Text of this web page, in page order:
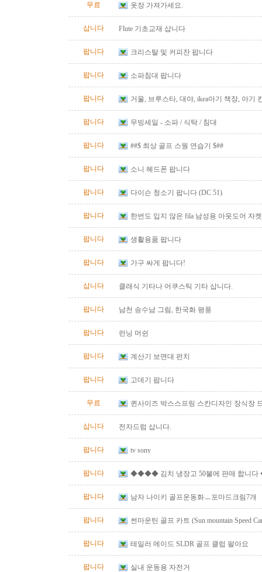
무료 옷장 가져가세요.
삽니다 Flute 기초교재 삽니다
팝니다 크리스탈 및 커피잔 팝니다
팝니다 소파침대 팝니다
팝니다 거울, 브루스타, 대야, ikea아기 책장, 아기
팝니다 무빙세일 - 소파 / 식탁 / 침대
팝니다 ##$ 최상 골프 스웡 연습기 $##
팝니다 소니 헤드폰 팝니다
팝니다 다이슨 청소기 팝니다 (DC 51)
팝니다
한번도 입지 않은 fila 남성용 아웃도어 자
팝니다
생활용품 팝니다
팝니다 가구 싸게 팝니다!
삽니다 클래식 기타나 어쿠스틱 기타 삽니다.
팝니다 남천 송수남 그림, 한국화 평풍
팝니다 런닝 머쉰
팝니다 계산기 보면대 펀치
팝니다 고데기 팝니다
무료 퀸사이즈 박스스프링 스칸디자인 장식장
삽니다 전자드럼 삽니다.
팝니다 tv sony
팝니다 ◆◆◆◆ 김치 냉장고 50불에 판매 합니
팝니다 남자 나이키 골프운동화ㅡ포마드크림7개
팝니다 썬마운틴 골프 카트 (Sun mountain Speed
팝니다 테일러 메이드 SLDR 골프 클럽 팔아요
팝니다 실내 운동용 자전거